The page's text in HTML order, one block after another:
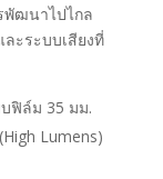
ฒนาไปไกล
ะระบบเสียงที่
ฟิล์ม 35 มม.
Lumens)